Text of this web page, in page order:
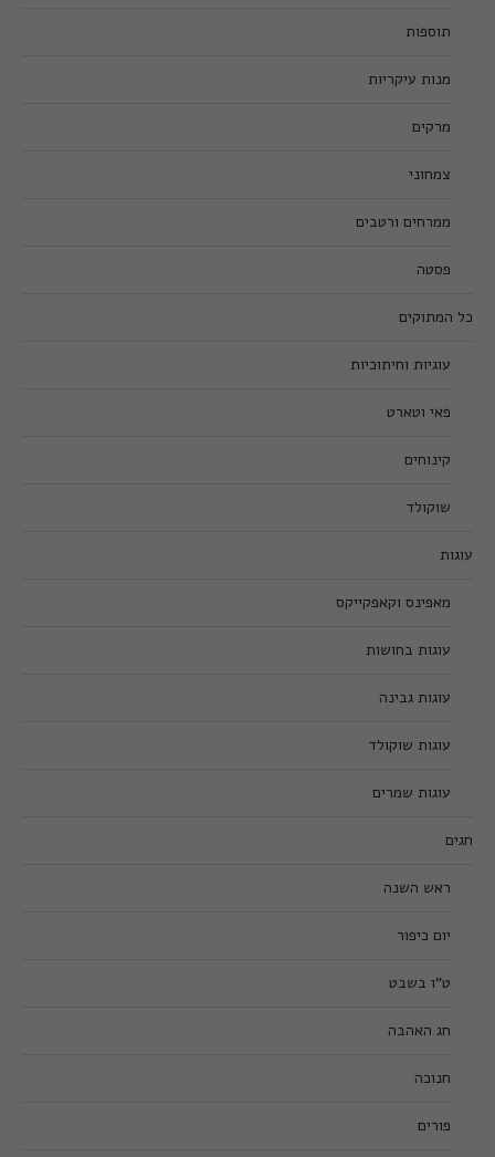
תוספות
מנות עיקריות
מרקים
צמחוני
ממרחים ורטבים
פסטה
כל המתוקים
עוגיות וחיתוכיות
פאי וטארט
קינוחים
שוקולד
עוגות
מאפינס וקאפקייקס
עוגות בחושות
עוגות גבינה
עוגות שוקולד
עוגות שמרים
חגים
ראש השנה
יום כיפור
ט”ו בשבט
חג האהבה
חנוכה
פורים